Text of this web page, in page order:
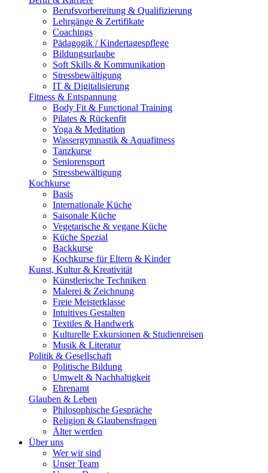
Berufsvorbereitung & Qualifizierung
Lehrgänge & Zertifikate
Coachings
Pädagogik / Kindertagespflege
Bildungsurlaube
Soft Skills & Kommunikation
Stressbewältigung
IT & Digitalisierung
Fitness & Entspannung
Body Fit & Functional Training
Pilates & Rückenfit
Yoga & Meditation
Wassergymnastik & Aquafitness
Tanzkurse
Seniorensport
Stressbewältigung
Kochkurse
Basis
Internationale Küche
Saisonale Küche
Vegetarische & vegane Küche
Küche Spezial
Backkurse
Kochkurse für Eltern & Kinder
Kunst, Kultur & Kreativität
Künstlerische Techniken
Malerei & Zeichnung
Freie Meisterklasse
Intuitives Gestalten
Textiles & Handwerk
Kulturelle Exkursionen & Studienreisen
Musik & Literatur
Politik & Gesellschaft
Politische Bildung
Umwelt & Nachhaltigkeit
Ehrenamt
Glauben & Leben
Philosophische Gespräche
Religion & Glaubensfragen
Älter werden
Über uns
Wer wir sind
Unser Team